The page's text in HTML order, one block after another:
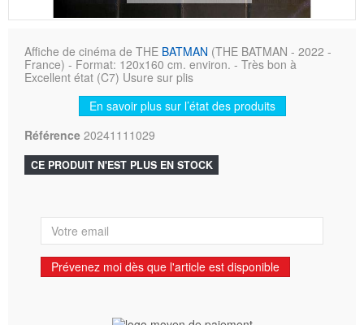
Affiche de cinéma de THE BATMAN (THE BATMAN - 2022 -
France) - Format: 120x160 cm. environ. - Très bon à
Excellent état (C7) Usure sur plis
En savoir plus sur l’état des produits
Référence 20241111029
CE PRODUIT N'EST PLUS EN STOCK
Prévenez moi dès que l'article est disponible